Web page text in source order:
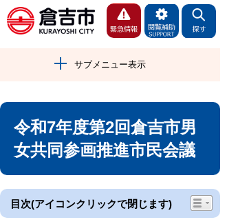
サブメニュー表示
令和7年度第2回倉吉市男
女共同参画推進市民会議
目次(アイコンクリックで閉じます)